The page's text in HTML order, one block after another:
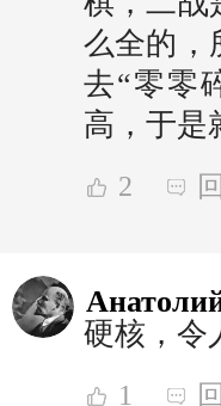
么全的，
去“零零
高，于是
2
硬核，令
1